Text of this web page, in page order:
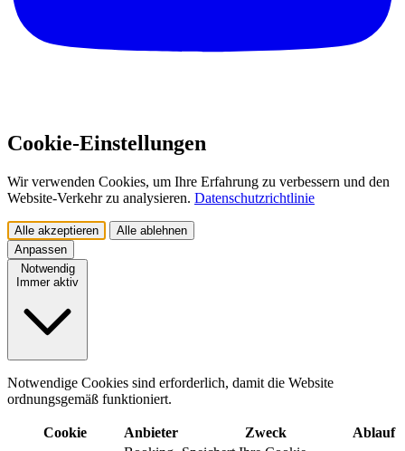
Cookie-Einstellungen
Wir verwenden Cookies, um Ihre Erfahrung zu verbessern und den
Website-Verkehr zu analysieren. Datenschutzrichtlinie
Alle akzeptieren
Alle ablehnen
Anpassen
Notwendig
Immer aktiv
Notwendige Cookies sind erforderlich, damit die Website
ordnungsgemäß funktioniert.
Cookie Anbieter Zweck
Ablauf